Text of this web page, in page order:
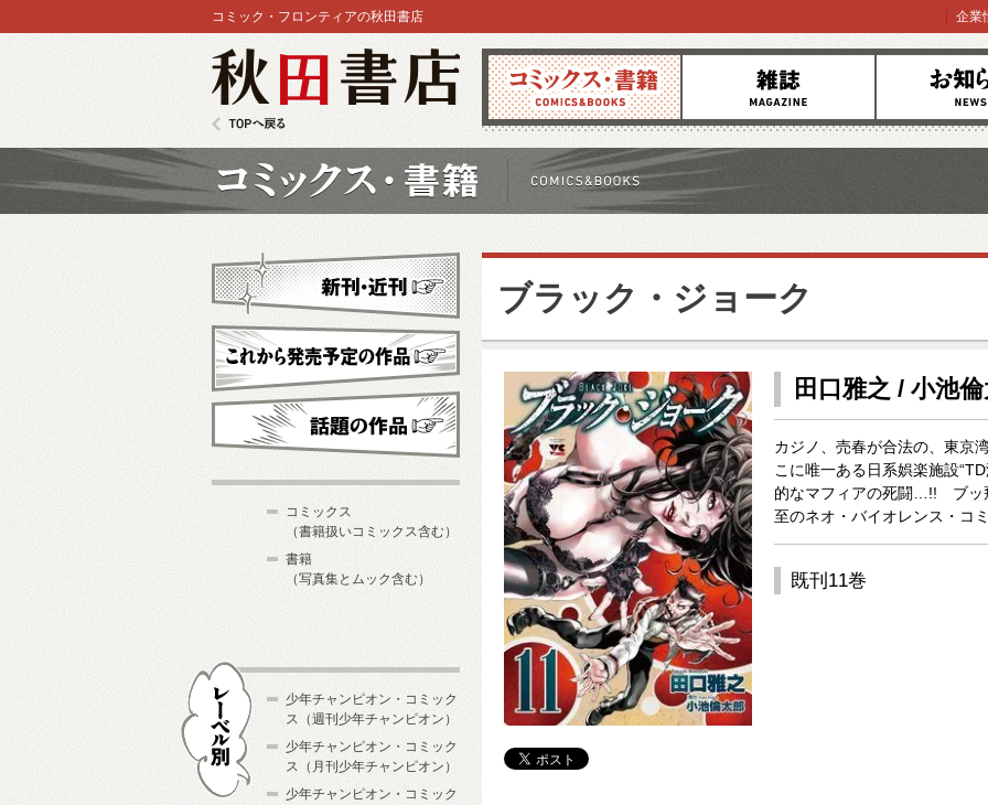
コミックス 雑誌 お知らせ
コミック・フロンティアの秋田書店 企業
ブラック・ジョーク
田口雅之 / 小池
カジノ、売春が合法の、東京
こに唯一ある日系娯楽施設
的なマフィアの死闘…!! ブッ
至のネオ・バイオレンス・コ
既刊11巻
新刊・近刊
これから発売予定
コミックス
（書籍扱いコミックス含む）
書籍
（写真集とムック含む）
少年チャンピオン・コミック
ス（週刊少年チャンピオン）
少年チャンピオン・コミック
ス（月刊少年チャンピオン）
少年チャンピオン・コミック